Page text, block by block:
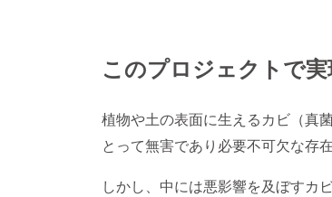
このプロジェクトで
植物や土の表面に生えるカビ（真
とって無害であり必要不可欠な存在
しかし、中には悪影響を及ぼすカ